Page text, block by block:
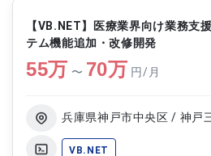
【作業内容】 ・品質管理
ザー部門へのヒアリングお
現行システムの調査、仕様
し ・システム導入に向けた
計支援 ・業務フローや運用
び成果物レビュー ・納品物
び問い合わせ対応 ・運用
【VB.NET】医療業界向け業務支
テム機能追加・改修開発
55万 〜 70万 円/月
兵庫県神戸市中央区 / 神戸
VB.NET